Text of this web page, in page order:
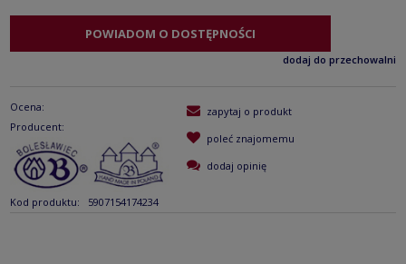
POWIADOM O DOSTĘPNOŚCI
dodaj do przechowalni
Ocena:
Producent:
Kod produktu: 5907154174234
zapytaj o produkt
poleć znajomemu
dodaj opinię